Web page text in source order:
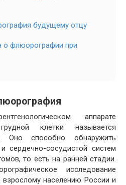
будущему отцу
флюорографии при
аппарате
клетки называется
Оно способно обнаружить
сердечно-сосудистой систем
то есть на ранней стадии.
исследование
взрослому населению России и